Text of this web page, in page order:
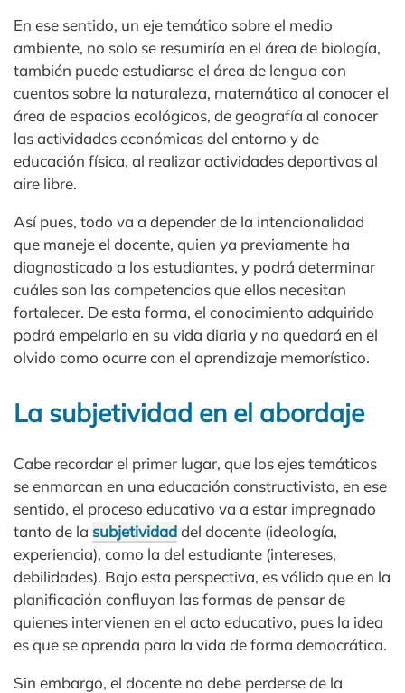
En ese sentido, un eje temático sobre el medio
ambiente, no solo se resumiría en el área de biología,
también puede estudiarse el área de lengua con
cuentos sobre la naturaleza, matemática al conocer el
área de espacios ecológicos, de geografía al conocer
las actividades económicas del entorno y de
educación física, al realizar actividades deportivas al
aire libre.
Así pues, todo va a depender de la intencionalidad
que maneje el docente, quien ya previamente ha
diagnosticado a los estudiantes, y podrá determinar
cuáles son las competencias que ellos necesitan
fortalecer. De esta forma, el conocimiento adquirido
podrá empelarlo en su vida diaria y no quedará en el
olvido como ocurre con el aprendizaje memorístico.
La subjetividad en el abordaje
Cabe recordar el primer lugar, que los ejes temáticos
se enmarcan en una educación constructivista, en ese
sentido, el proceso educativo va a estar impregnado
tanto de la subjetividaddel docente (ideología,
experiencia), como la del estudiante (intereses,
debilidades). Bajo esta perspectiva, es válido que en la
planificación confluyan las formas de pensar de
quienes intervienen en el acto educativo, pues la idea
es que se aprenda para la vida de forma democrática.
Sin embargo, el docente no debe perderse de la